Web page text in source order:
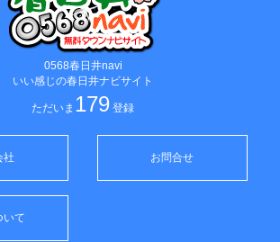
0568春日井navi
いい感じの春日井ナビサイト
ただいま 179 登録
社 お問合せ
いて